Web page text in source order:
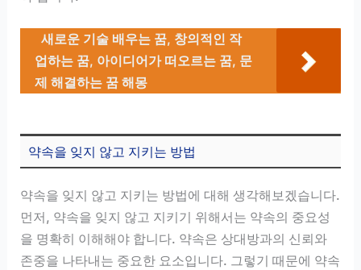
새로운 기술 배우는 꿈, 창의적인 작
업하는 꿈, 아이디어가 떠오르는 꿈, 문
제 해결하는 꿈 해몽
약속을 잊지 않고 지키는 방법
약속을 잊지 않고 지키는 방법에 대해 생각해보겠습니다.
먼저, 약속을 잊지 않고 지키기 위해서는 약속의 중요성
을 명확히 이해해야 합니다. 약속은 상대방과의 신뢰와
존중을 나타내는 중요한 요소입니다. 그렇기 때문에 약속